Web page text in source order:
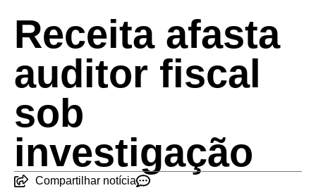
Receita afasta
auditor fiscal
sob
investigação
Compartilhar notícia